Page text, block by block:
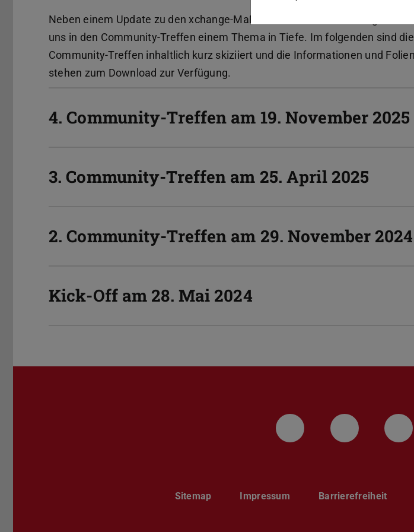
Neben einem Update zu den xchange-Maßnahmen und -Umsetzungen an
uns in den Community-Treffen einem Thema in Tiefe. Im folgenden sind
Community-Treffen inhaltlich kurz skiziiert und die Informationen und
stehen zum Download zur Verfügung.
4. Community-Treffen am 19. November 2025
3. Community-Treffen am 25. April 2025
2. Community-Treffen am 29. November 2024
Kick-Off am 28. Mai 2024
LinkedIn-Seite
Sitemap Impressum Barrierefreiheit